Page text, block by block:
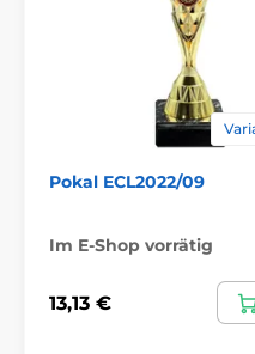
Pokal ECL2022/09
Im E-Shop vorrätig
13,13 €